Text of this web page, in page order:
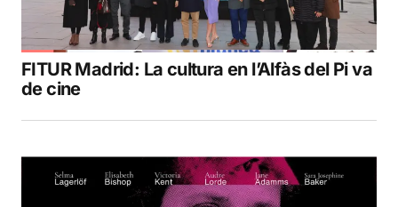
FITUR Madrid: La cultura en l’Alfàs del Pi va
de cine